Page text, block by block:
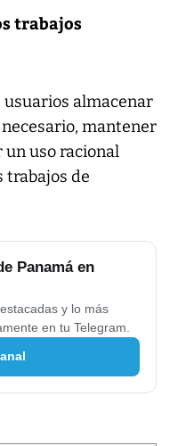
trabajos
usuarios almacenar
mantener
uso racional
trabajos de
Panamá en
y lo más
en tu Telegram.